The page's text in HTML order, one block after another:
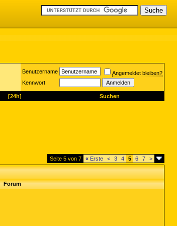
Benutzername
Angemeldet bleiben?
Kennwort
[24h] Suchen
Seite 5 von 7 « Erste < 3 4 5 6 7 >
Forum